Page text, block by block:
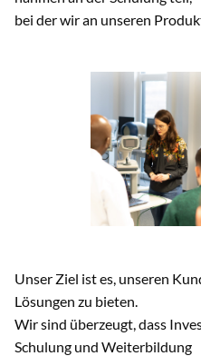
bei der wir an unseren
Unser Ziel ist es, unseren
Lösungen zu bieten.
Wir sind überzeugt, dass
Schulung und Weiterbildung